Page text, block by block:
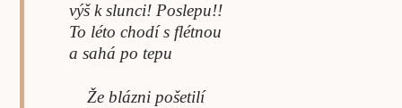
výš k slunci! Poslepu!!
To léto chodí s flétnou
a sahá po tepu
Že blázni pošetilí